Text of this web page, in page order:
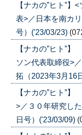
【ナカの”ヒト”
表>／日本を南カ
号）('23/03/23)
【ナカの”ヒト”
ソン代表取締役>
拓（2023年3月16
【ナカの”ヒト”
>／３０年研究し
日号）('23/03/09)